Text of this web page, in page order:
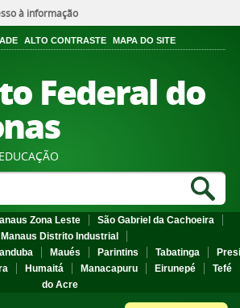
à informação
ALTO CONTRASTE MAPA DO SITE
Federal do
Zona Leste
São Gabriel da Cachoeira
Manaus Distrito Industrial
Maués Parintins Tabatinga
Humaitá Manacapuru Eirunepé
Tefé
do Acre